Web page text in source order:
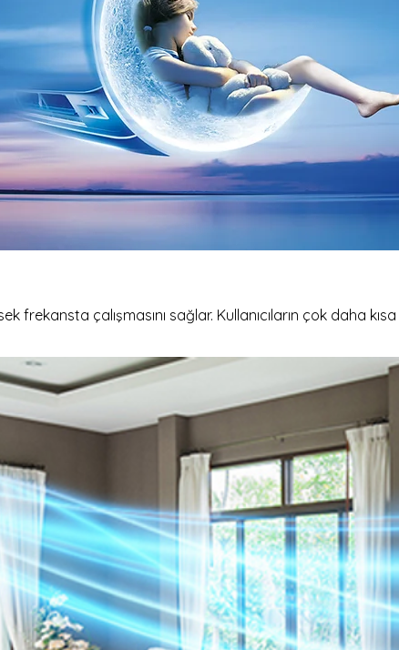
frekansta çalışmasını sağlar. Kullanıcıların çok daha